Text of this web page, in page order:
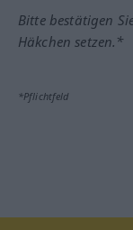
Bitte bestätigen
Häkchen setzen.*
*Pflichtfeld